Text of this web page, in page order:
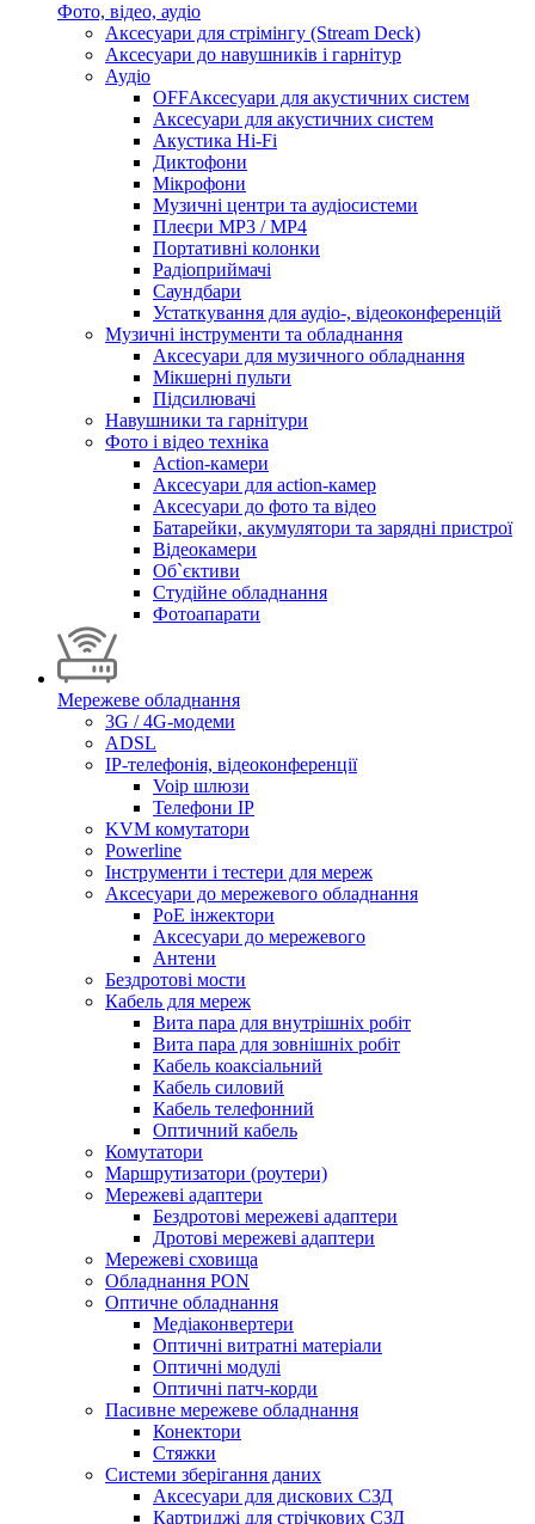
Фото, відео, аудіо
Аксесуари для стрімінгу (Stream Deck)
Аксесуари до навушників і гарнітур
Аудіо
OFFАксесуари для акустичних систем
Аксесуари для акустичних систем
Акустика Hi-Fi
Диктофони
Мікрофони
Музичні центри та аудіосистеми
Плеєри MP3 / MP4
Портативні колонки
Радіоприймачі
Саундбари
Устаткування для аудіо-, відеоконференцій
Музичні інструменти та обладнання
Аксесуари для музичного обладнання
Мікшерні пульти
Підсилювачі
Навушники та гарнітури
Фото і відео техніка
Action-камери
Аксесуари для action-камер
Аксесуари до фото та відео
Батарейки, акумулятори та зарядні пристрої
Відеокамери
Об`єктиви
Студійне обладнання
Фотоапарати
Мережеве обладнання
3G / 4G-модеми
ADSL
IP-телефонія, відеоконференції
Voip шлюзи
Телефони IP
KVM комутатори
Powerline
Інструменти і тестери для мереж
Аксесуари до мережевого обладнання
PoE інжектори
Аксесуари до мережевого
Антени
Бездротові мости
Кабель для мереж
Вита пара для внутрішніх робіт
Вита пара для зовнішніх робіт
Кабель коаксіальний
Кабель силовий
Кабель телефонний
Оптичний кабель
Комутатори
Маршрутизатори (роутери)
Мережеві адаптери
Бездротові мережеві адаптери
Дротові мережеві адаптери
Мережеві сховища
Обладнання PON
Оптичне обладнання
Медіаконвертери
Оптичні витратні матеріали
Оптичні модулі
Оптичні патч-корди
Пасивне мережеве обладнання
Конектори
Стяжки
Системи зберігання даних
Аксесуари для дискових СЗД
Картриджі для стрічкових СЗД